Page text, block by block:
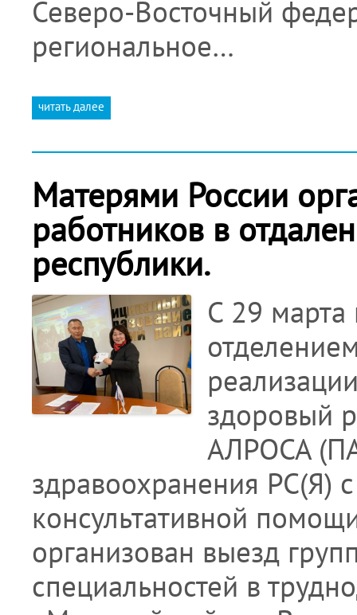
Северо-Восточный
региональное…
читать далее
Матерями России
работников в
республики.
С 29 марта
здоровый
АЛРОСА
здравоохранения РС(Я)
консультативной
организован выезд
специальностей в